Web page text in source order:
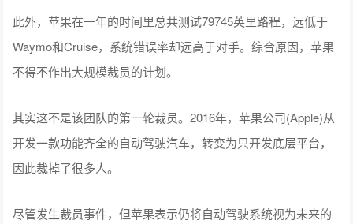
此外，苹果在一年的时间里总共测试79745英里路程，远低于
Waymo和Cruise，系统错误率却远高于对手。综合原因，苹果
不得不作出大规模裁员的计划。
其实这不是该团队的第一轮裁员。2016年，苹果公司(Apple)从
开发一款功能齐全的自动驾驶汽车，转变为只开发底层平台，
因此裁掉了很多人。
尽管发生裁员事件，但苹果表示仍将自动驾驶系统视为未来的